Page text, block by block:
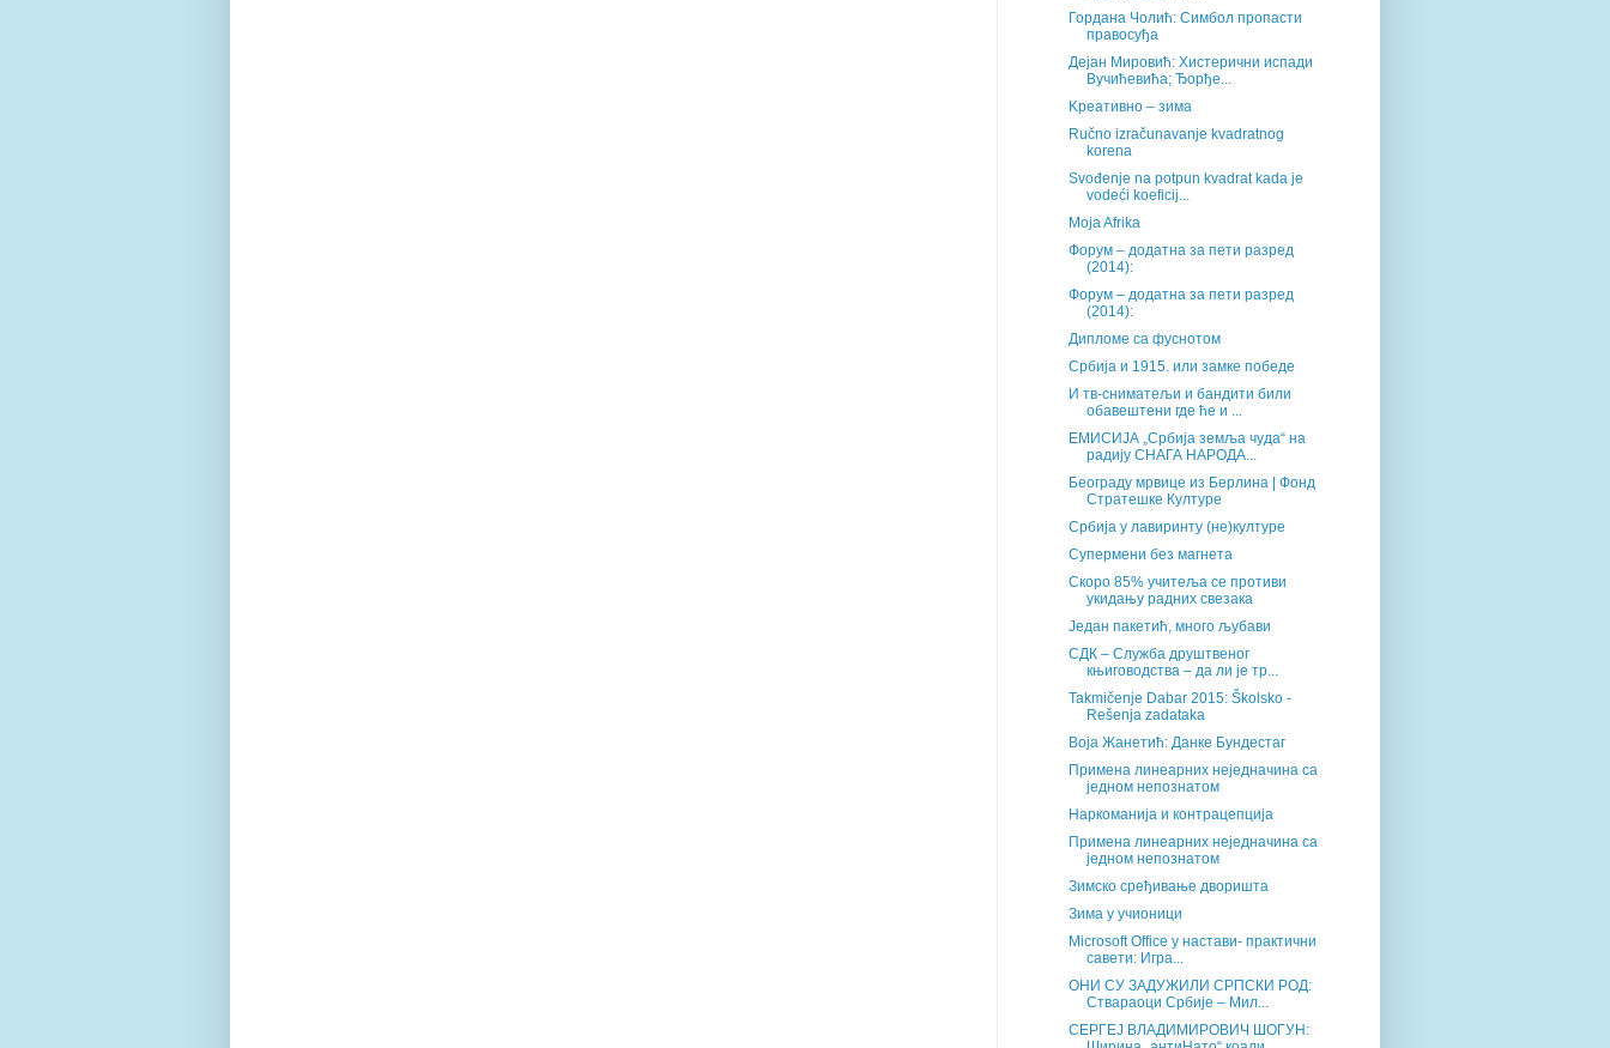
Гордана Чолић: Симбол пропасти
правосуђа
Дејан Мировић: Хистерични испади
Вучићевића; Ђорђе...
Kреативно – зима
Ručno izračunavanje kvadratnog
korena
Svođenje na potpun kvadrat kada je
vodeći koeficij...
Moja Afrika
Форум – додатна за пети разред
(2014):
Форум – додатна за пети разред
(2014):
Дипломе са фуснотом
Србија и 1915. или замке победе
И тв-сниматељи и бандити били
обавештени где ће и ...
ЕМИСИЈА „Србија земља чуда“ на
радију СНАГА НАРОДА...
Београду мрвице из Берлина | Фонд
Стратешке Културе
Србија у лавиринту (не)културе
Супермени без магнета
Скоро 85% учитеља се противи
укидању радних свезака
Један пакетић, много љубави
СДК – Служба друштвеног
књиговодства – да ли је тр...
Takmičenje Dabar 2015: Školsko -
Rešenja zadataka
Воја Жанетић: Данке Бундестаг
Примена линеарних неједначина са
једном непознатом
Наркоманија и контрацепција
Примена линеарних неједначина са
једном непознатом
Зимско сређивање дворишта
Зима у учионици
Microsoft Office у настави- практични
савети: Игра...
ОНИ СУ ЗАДУЖИЛИ СРПСКИ РОД:
Ствараоци Србије – Мил...
СЕРГЕЈ ВЛАДИМИРОВИЧ ШОГУН: